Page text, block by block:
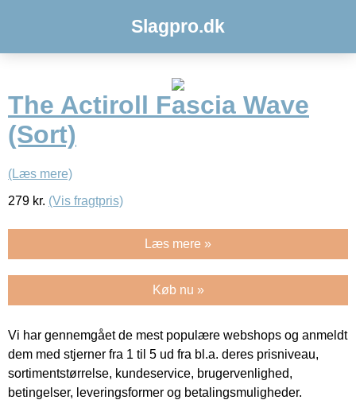
Slagpro.dk
The Actiroll Fascia Wave
(Sort)
(Læs mere)
279 kr. (Vis fragtpris)
Læs mere »
Køb nu »
Vi har gennemgået de mest populære webshops og anmeldt
dem med stjerner fra 1 til 5 ud fra bl.a. deres prisniveau,
sortimentstørrelse, kundeservice, brugervenlighed,
betingelser, leveringsformer og betalingsmuligheder.